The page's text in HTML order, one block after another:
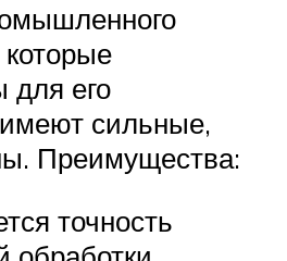
для его
сильные,
Преимущества:
точность